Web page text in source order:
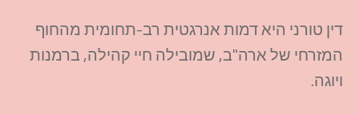
דיןטורניהיאדמותאנרגטיתרב-תחומיתמהחוף
המזרחישלארה"ב,שמובילהחייקהילה,ברמנות
ויוגה.